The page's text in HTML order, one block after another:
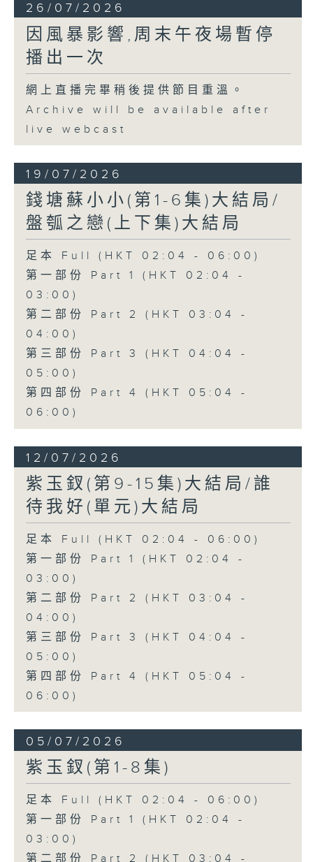
26/07/2026
因風暴影響,周末午夜場暫停
播出一次
網上直播完畢稍後提供節目重溫。
Archive will be available after
live webcast
19/07/2026
錢塘蘇小小(第1-6集)大結局/
盤瓠之戀(上下集)大結局
足本 Full (HKT 02:04 - 06:00)
第一部份 Part 1 (HKT 02:04 -
03:00)
第二部份 Part 2 (HKT 03:04 -
04:00)
第三部份 Part 3 (HKT 04:04 -
05:00)
第四部份 Part 4 (HKT 05:04 -
06:00)
12/07/2026
紫玉釵(第9-15集)大結局/誰
待我好(單元)大結局
足本 Full (HKT 02:04 - 06:00)
第一部份 Part 1 (HKT 02:04 -
03:00)
第二部份 Part 2 (HKT 03:04 -
04:00)
第三部份 Part 3 (HKT 04:04 -
05:00)
第四部份 Part 4 (HKT 05:04 -
06:00)
05/07/2026
紫玉釵(第1-8集)
足本 Full (HKT 02:04 - 06:00)
第一部份 Part 1 (HKT 02:04 -
03:00)
第二部份 Part 2 (HKT 03:04 -